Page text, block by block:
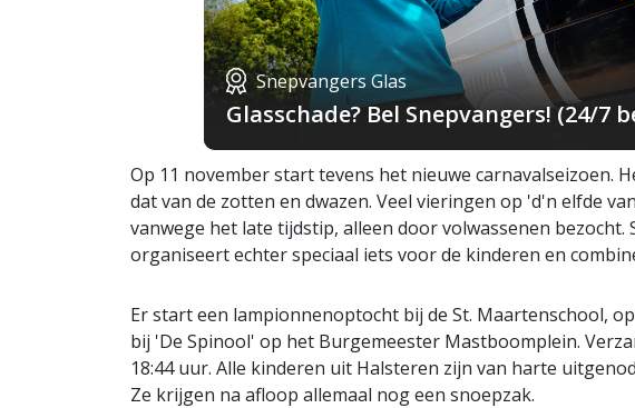
Snepvangers Glas
Glasschade? Bel Snepvangers! (24/7
Op 11 november start tevens het nieuwe carnavalseizoen.
dat van de zotten en dwazen. Veel vieringen op 'd'n elfde
vanwege het late tijdstip, alleen door volwassenen bezocht.
organiseert echter speciaal iets voor de kinderen en
Er start een lampionnenoptocht bij de St. Maartenschool,
bij 'De Spinool' op het Burgemeester Mastboomplein.
18:44 uur. Alle kinderen uit Halsteren zijn van harte
Ze krijgen na afloop allemaal nog een snoepzak.